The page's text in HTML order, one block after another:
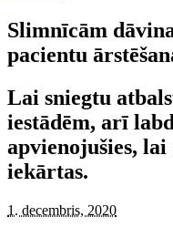
Slimnīcām
pacientu
Lai sniegtu
iestādēm, arī
apvienojušies, lai
iekārtas.
1. decembris, 2020